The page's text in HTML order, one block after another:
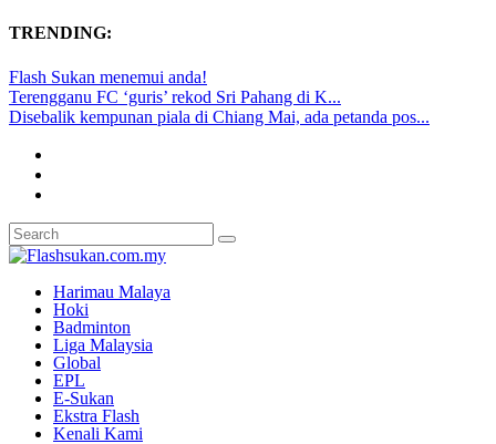
TRENDING:
Flash Sukan menemui anda!
Terengganu FC ‘guris’ rekod Sri Pahang di K...
Disebalik kempunan piala di Chiang Mai, ada petanda pos...
Harimau Malaya
Hoki
Badminton
Liga Malaysia
Global
EPL
E-Sukan
Ekstra Flash
Kenali Kami